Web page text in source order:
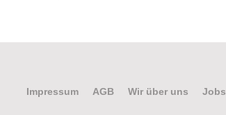
Jobs
Wir über uns
AGB
Impressum